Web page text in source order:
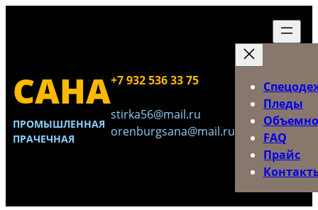
САНА
ПРОМЫШЛЕННАЯ
ПРАЧЕЧНАЯ
+7 932 536 33 75
stirka56@mail.ru
orenburgsana@mail.ru
Пледы
FAQ
Прайс